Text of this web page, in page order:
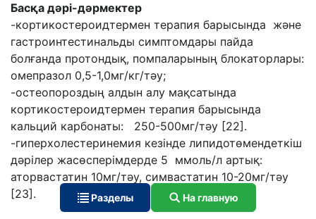
Басқа дәрі-дәрмектер
-кортикостероидтермен терапия барысында және
гастроинтестинальды симптомдары пайда
болғанда протондық, помпаларының блокаторлары:
омепразол 0,5-1,0мг/кг/тәу;
-остеопороздың алдын алу мақсатында
кортикостероидтермен терапия барысында
кальций карбонаты: 250-500мг/тәу [22].
-гиперхолестеринемия кезінде липидотөмендеткіш
дәрілер жасөсперімдерде 5 ммоль/л артық:
аторвастатин 10мг/тәу, симвастатин 10-20мг/тәу
[23].
Разделы На главную